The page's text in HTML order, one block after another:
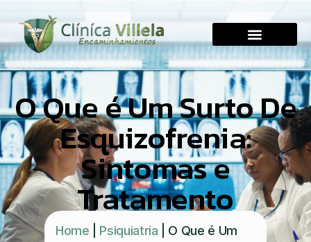
O Que é Um Surto De
Esquizofrenia:
Sintomas e
Tratamento
Home Psiquiatria
O Que é Um